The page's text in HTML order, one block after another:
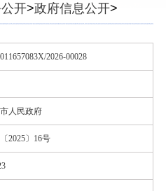
开>政府信息公开>
件
2026-00028
人民政府
2025〕16号